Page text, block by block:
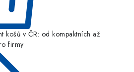
košů v ČR: od kompaktních až
firmy